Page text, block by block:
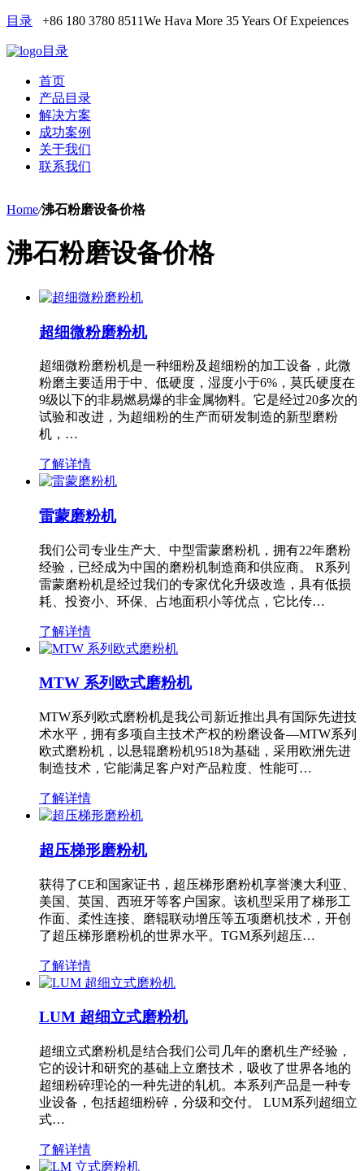
目录 +86 180 3780 8511We Hava More 35 Years Of Expeiences
目录
首页
产品目录
解决方案
成功案例
关于我们
联系我们
Home/沸石粉磨设备价格
沸石粉磨设备价格
超细微粉磨粉机
超细微粉磨粉机是一种细粉及超细粉的加工设备，此微
粉磨主要适用于中、低硬度，湿度小于6%，莫氏硬度在
9级以下的非易燃易爆的非金属物料。它是经过20多次的
试验和改进，为超细粉的生产而研发制造的新型磨粉
机，…
了解详情
雷蒙磨粉机
我们公司专业生产大、中型雷蒙磨粉机，拥有22年磨粉
经验，已经成为中国的磨粉机制造商和供应商。 R系列
雷蒙磨粉机是经过我们的专家优化升级改造，具有低损
耗、投资小、环保、占地面积小等优点，它比传…
了解详情
MTW 系列欧式磨粉机
MTW系列欧式磨粉机是我公司新近推出具有国际先进技
术水平，拥有多项自主技术产权的粉磨设备—MTW系列
欧式磨粉机，以悬辊磨粉机9518为基础，采用欧洲先进
制造技术，它能满足客户对产品粒度、性能可…
了解详情
超压梯形磨粉机
获得了CE和国家证书，超压梯形磨粉机享誉澳大利亚、
美国、英国、西班牙等客户国家。该机型采用了梯形工
作面、柔性连接、磨辊联动增压等五项磨机技术，开创
了超压梯形磨粉机的世界水平。TGM系列超压…
了解详情
LUM 超细立式磨粉机
超细立式磨粉机是结合我们公司几年的磨机生产经验，
它的设计和研究的基础上立磨技术，吸收了世界各地的
超细粉碎理论的一种先进的轧机。本系列产品是一种专
业设备，包括超细粉碎，分级和交付。 LUM系列超细立
式…
了解详情